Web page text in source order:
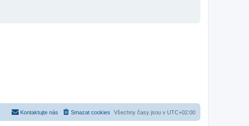
Všechny časy jsou v UTC+02:00
Smazat cookies
Kontaktujte nás